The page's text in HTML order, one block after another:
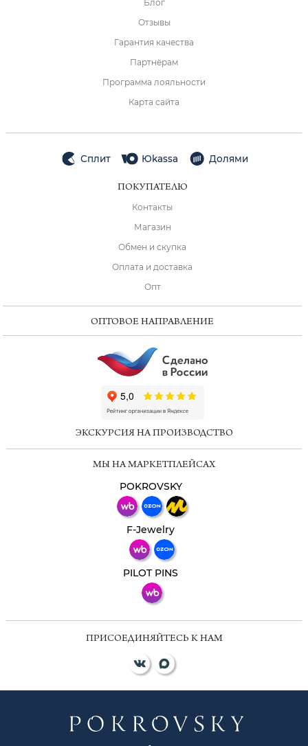
Блог
Отзывы
Гарантия качества
Партнёрам
Программа лояльности
Карта сайта
Сплит Юkassa Долями
ПОКУПАТЕЛЮ
Контакты
Магазин
Обмен и скупка
Оплата и доставка
Опт
ОПТОВОЕ НАПРАВЛЕНИЕ
ЭКСКУРСИЯ НА ПРОИЗВОДСТВО
МЫ НА МАРКЕТПЛЕЙСАХ
POKROVSKY
F-Jewelry
PILOT PINS
ПРИСОЕДИНЯЙТЕСЬ К НАМ